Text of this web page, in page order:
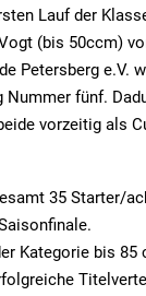
Lauf der
(bis 50ccm)
Petersberg e.V.
fünf.
vorzeitig als
35 Starter/
Kategorie bis